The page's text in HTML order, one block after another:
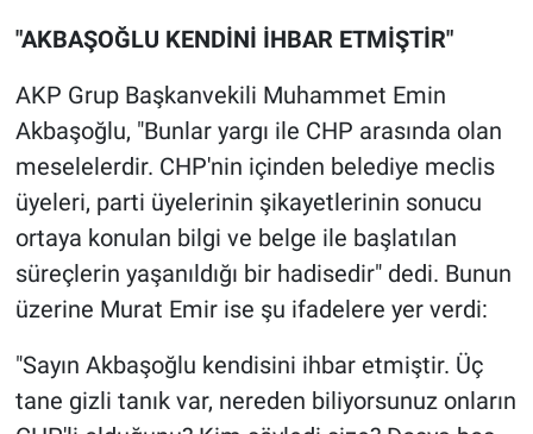
"AKBAŞOĞLU KENDİNİ İHBAR ETMİŞTİR"
AKP Grup Başkanvekili Muhammet Emin
Akbaşoğlu, "Bunlar yargı ile CHP arasında olan
meselelerdir. CHP'nin içinden belediye meclis
üyeleri, parti üyelerinin şikayetlerinin sonucu
ortaya konulan bilgi ve belge ile başlatılan
süreçlerin yaşanıldığı bir hadisedir" dedi. Bunun
üzerine Murat Emir ise şu ifadelere yer verdi:
"Sayın Akbaşoğlu kendisini ihbar etmiştir. Üç
tane gizli tanık var, nereden biliyorsunuz onların